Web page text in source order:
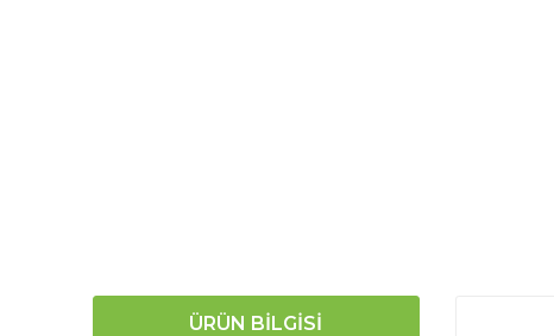
ÜRÜN BILGISI